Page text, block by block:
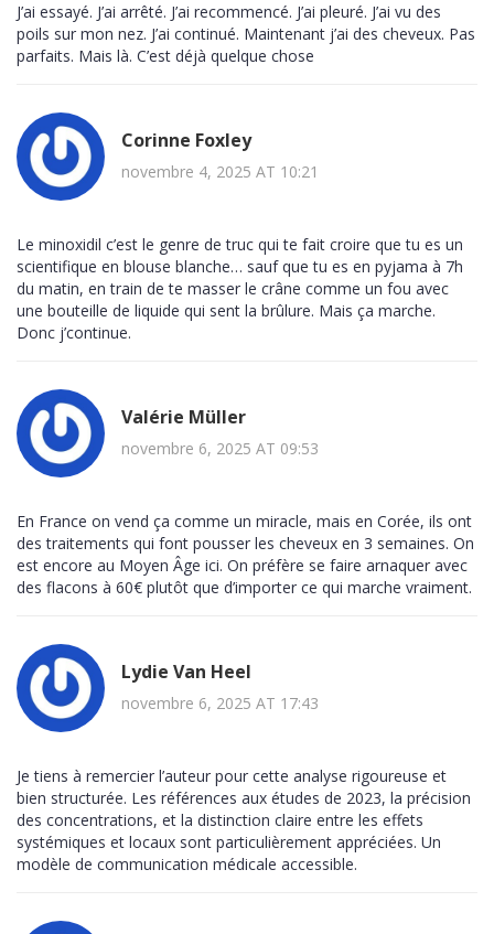
J’ai essayé. J’ai arrêté. J’ai recommencé. J’ai pleuré. J’ai vu des
poils sur mon nez. J’ai continué. Maintenant j’ai des cheveux. Pas
parfaits. Mais là. C’est déjà quelque chose
Corinne Foxley
novembre 4, 2025 AT 10:21
Le minoxidil c’est le genre de truc qui te fait croire que tu es un
scientifique en blouse blanche… sauf que tu es en pyjama à 7h
du matin, en train de te masser le crâne comme un fou avec
une bouteille de liquide qui sent la brûlure. Mais ça marche.
Donc j’continue.
Valérie Müller
novembre 6, 2025 AT 09:53
En France on vend ça comme un miracle, mais en Corée, ils ont
des traitements qui font pousser les cheveux en 3 semaines. On
est encore au Moyen Âge ici. On préfère se faire arnaquer avec
des flacons à 60€ plutôt que d’importer ce qui marche vraiment.
Lydie Van Heel
novembre 6, 2025 AT 17:43
Je tiens à remercier l’auteur pour cette analyse rigoureuse et
bien structurée. Les références aux études de 2023, la précision
des concentrations, et la distinction claire entre les effets
systémiques et locaux sont particulièrement appréciées. Un
modèle de communication médicale accessible.